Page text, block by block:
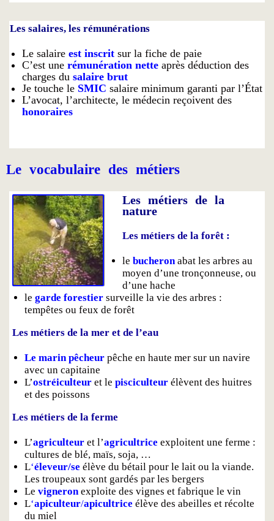
Les salaires, les rémunérations
Le salaire est inscrit sur la fiche de paie
C’est une rémunération nette après déduction des
charges du salaire brut
Je touche le SMIC salaire minimum garanti par l’État
L’avocat, l’architecte, le médecin reçoivent des
honoraires
Le vocabulaire des métiers
Les métiers de la
nature
Les métiers de la forêt :
le bucheron abat les arbres au
moyen d’une tronçonneuse, ou
d’une hache
le garde forestier surveille la vie des arbres :
tempêtes ou feux de forêt
Les métiers de la mer et de l’eau
Le marin pêcheur pêche en haute mer sur un navire
avec un capitaine
L’ostréiculteur et le pisciculteur élèvent des huitres
et des poissons
Les métiers de la ferme
L’agriculteur et l’agricultrice exploitent une ferme :
cultures de blé, maïs, soja, …
L‘éleveur/se élève du bétail pour le lait ou la viande.
Les troupeaux sont gardés par les bergers
Le vigneron exploite des vignes et fabrique le vin
L‘apiculteur/apicultrice élève des abeilles et récolte
du miel